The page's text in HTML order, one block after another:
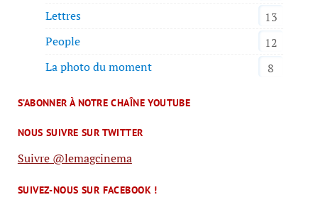
Lettres
13
People
12
La photo du moment
8
S’ABONNER À NOTRE CHAÎNE YOUTUBE
NOUS SUIVRE SUR TWITTER
Suivre @lemagcinema
SUIVEZ-NOUS SUR FACEBOOK !